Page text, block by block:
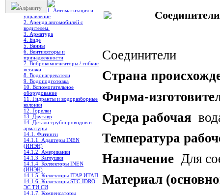
Алфавиту
1. Автоматизация и
управление
2. Аренда автомобилей с
водителем.
3. Арматура
4. Биде
5. Ванны
6. Вентиляторы и
принадлежности
7. Виброкомпенсаторы / гибкие
вставки
8. Водонагреватели
9. Водоподготовка
10. Вспомогательное
оборудование
11. Гидранты и водоразборные
колонки
12. Горелки
13. Двутавр
14. Детали трубопроводов и
арматуры
14.1. Фитинги
14.1.1. Адаптеры INEN
(ИНЭН)
14.1.2. Американки
14.1.3. Заглушки
14.1.4. Коллекторы INEN
(ИНЭН)
14.1.5. Коллекторы ITAP ИТАП
14.1.6. Коллекторы STC-IDRO
ЭС ТИ СИ
14.1.7. Компенсаторы
Соединители
Страна
Фирма-
Среда рабочая
Температура
Назначение Для
Материал